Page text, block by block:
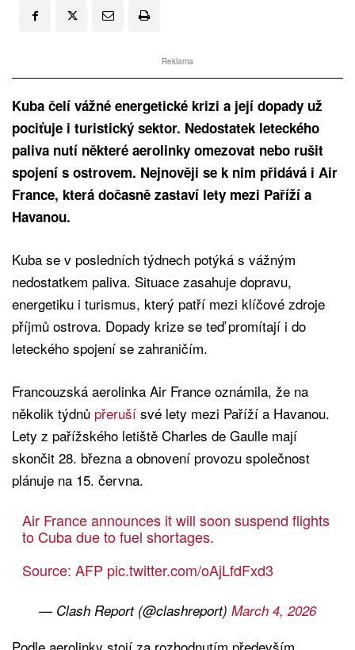
Reklama
Kuba čelí vážné energetické krizi a její dopady už
pociťuje i turistický sektor. Nedostatek leteckého
paliva nutí některé aerolinky omezovat nebo rušit
spojení s ostrovem. Nejnověji se k nim přidává i Air
France, která dočasně zastaví lety mezi Paříží a
Havanou.
Kuba se v posledních týdnech potýká s vážným
nedostatkem paliva. Situace zasahuje dopravu,
energetiku i turismus, který patří mezi klíčové zdroje
příjmů ostrova. Dopady krize se teď promítají i do
leteckého spojení se zahraničím.
Francouzská aerolinka Air France oznámila, že na
několik týdnů přeruší své lety mezi Paříží a Havanou.
Lety z pařížského letiště Charles de Gaulle mají
skončit 28. března a obnovení provozu společnost
plánuje na 15. června.
Air France announces it will soon suspend flights
to Cuba due to fuel shortages.
Source: AFP pic.twitter.com/oAjLfdFxd3
— Clash Report (@clashreport) March 4, 2026